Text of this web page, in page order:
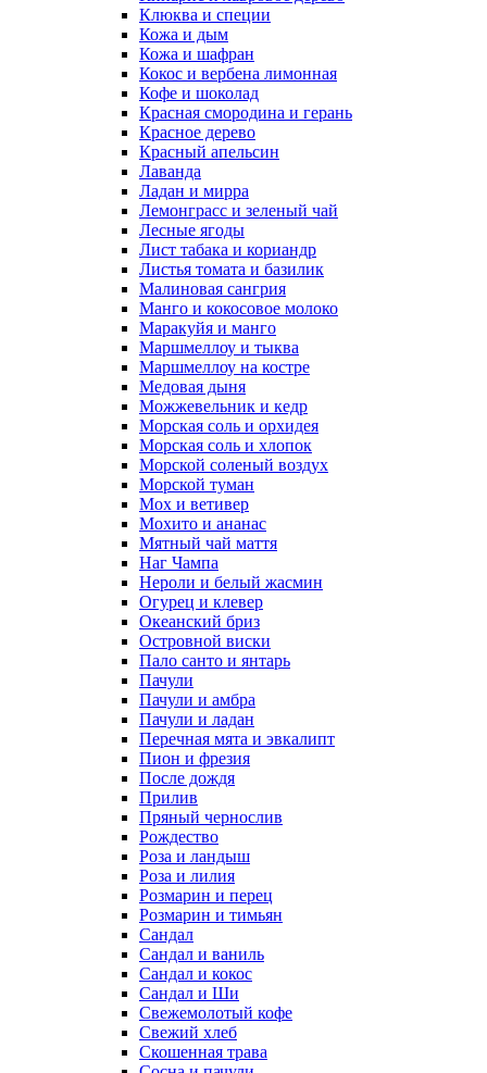
Клюква и специи
Кожа и дым
Кожа и шафран
Кокос и вербена лимонная
Кофе и шоколад
Красная смородина и герань
Красное дерево
Красный апельсин
Лаванда
Ладан и мирра
Лемонграсс и зеленый чай
Лесные ягоды
Лист табака и кориандр
Листья томата и базилик
Малиновая сангрия
Манго и кокосовое молоко
Маракуйя и манго
Маршмеллоу и тыква
Маршмеллоу на костре
Медовая дыня
Можжевельник и кедр
Морская соль и орхидея
Морская соль и хлопок
Морской соленый воздух
Морской туман
Мох и ветивер
Мохито и ананас
Мятный чай маття
Наг Чампа
Нероли и белый жасмин
Огурец и клевер
Океанский бриз
Островной виски
Пало санто и янтарь
Пачули
Пачули и амбра
Пачули и ладан
Перечная мята и эвкалипт
Пион и фрезия
После дождя
Прилив
Пряный чернослив
Рождество
Роза и ландыш
Роза и лилия
Розмарин и перец
Розмарин и тимьян
Сандал
Сандал и ваниль
Сандал и кокос
Сандал и Ши
Свежемолотый кофе
Свежий хлеб
Скошенная трава